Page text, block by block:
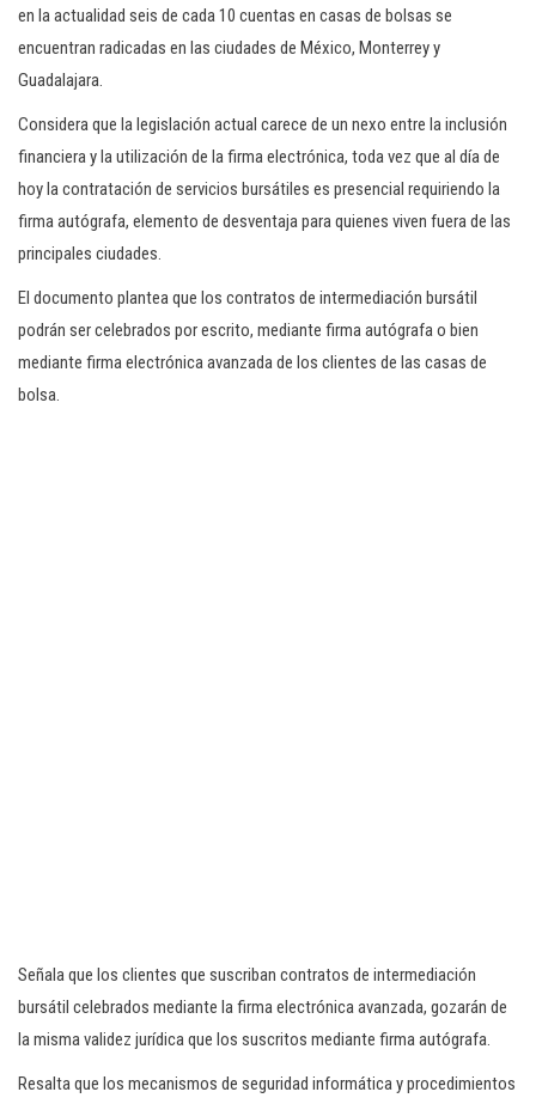
en la actualidad seis de cada 10 cuentas en casas de bolsas se
encuentran radicadas en las ciudades de México, Monterrey y
Guadalajara.
Considera que la legislación actual carece de un nexo entre la inclusión
financiera y la utilización de la firma electrónica, toda vez que al día de
hoy la contratación de servicios bursátiles es presencial requiriendo la
firma autógrafa, elemento de desventaja para quienes viven fuera de las
principales ciudades.
El documento plantea que los contratos de intermediación bursátil
podrán ser celebrados por escrito, mediante firma autógrafa o bien
mediante firma electrónica avanzada de los clientes de las casas de
bolsa.
Señala que los clientes que suscriban contratos de intermediación
bursátil celebrados mediante la firma electrónica avanzada, gozarán de
la misma validez jurídica que los suscritos mediante firma autógrafa.
Resalta que los mecanismos de seguridad informática y procedimientos